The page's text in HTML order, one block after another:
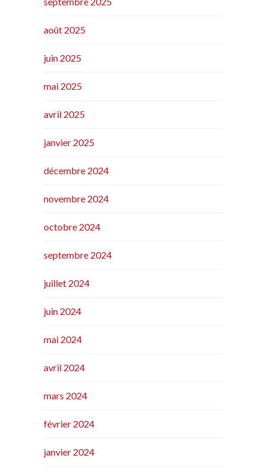
août 2025
juin 2025
mai 2025
avril 2025
janvier 2025
décembre 2024
novembre 2024
octobre 2024
septembre 2024
juillet 2024
juin 2024
mai 2024
avril 2024
mars 2024
février 2024
janvier 2024